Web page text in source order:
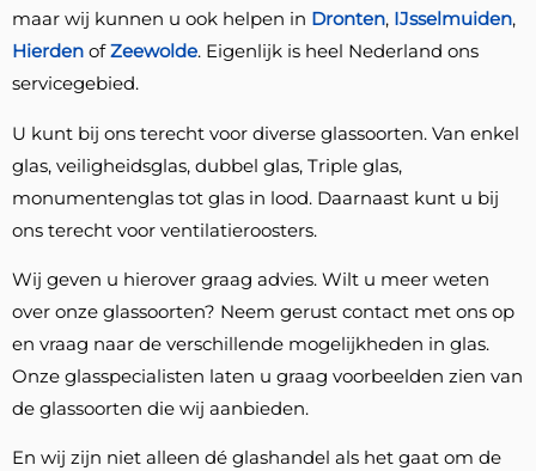
maar wij kunnen u ook helpen in Dronten, IJsselmuiden,
Hierden ofZeewolde. Eigenlijk is heel Nederland ons
servicegebied.
U kunt bij ons terecht voor diverse glassoorten. Van enkel
glas, veiligheidsglas, dubbel glas, Triple glas,
monumentenglas tot glas in lood. Daarnaast kunt u bij
ons terecht voor ventilatieroosters.
Wij geven u hierover graag advies. Wilt u meer weten
over onze glassoorten? Neem gerust contact met ons op
en vraag naar de verschillende mogelijkheden in glas.
Onze glasspecialisten laten u graag voorbeelden zien van
de glassoorten die wij aanbieden.
En wij zijn niet alleen dé glashandel als het gaat om de